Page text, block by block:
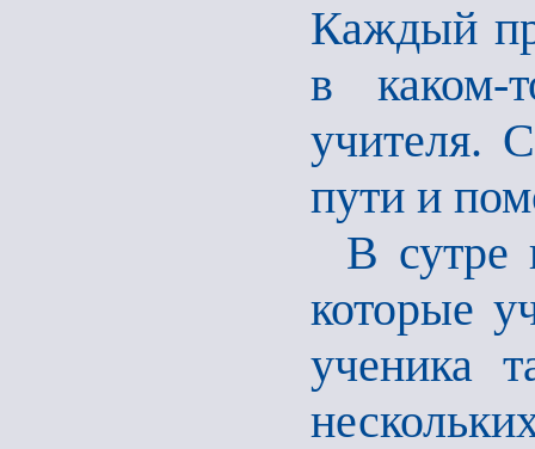
Каждый
в каком-
учителя.
пути и
В сутре
которые
ученика